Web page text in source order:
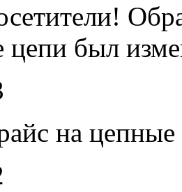
цепи был
на цепные